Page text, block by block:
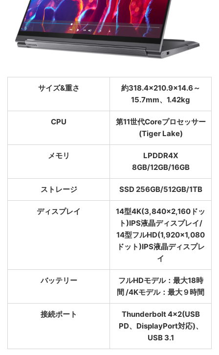
サイズ&重さ
約318.4×210.9×14.6～
15.7mm、1.42kg
CPU
第11世代Coreプロセッサー
(Tiger Lake)
メモリ
LPDDR4X
8GB/12GB/16GB
ストレージ SSD 256GB/512GB/1TB
ディスプレイ
14型4K(3,840×2,160ドッ
ト)IPS液晶ディスプレイ/
14型フルHD(1,920×1,080
ドット)IPS液晶ディスプレ
イ
バッテリー
フルHDモデル：最大18時
間 /4Kモデル：最大９時間
接続ポート
Thunderbolt 4×2(USB
PD、DisplayPort対応)、
USB 3.1